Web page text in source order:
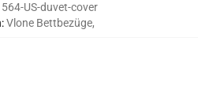
US-duvet-cover
:Vlone Bettbezüge,